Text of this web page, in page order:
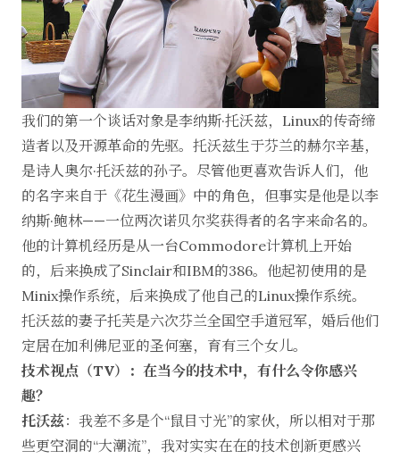
我们的第一个谈话对象是李纳斯·托沃兹，Linux的传奇缔
造者以及开源革命的先驱。托沃兹生于芬兰的赫尔辛基，
是诗人奥尔·托沃兹的孙子。尽管他更喜欢告诉人们，他
的名字来自于《花生漫画》中的角色，但事实是他是以李
纳斯·鲍林——一位两次诺贝尔奖获得者的名字来命名的。
他的计算机经历是从一台Commodore计算机上开始
的，后来换成了Sinclair和IBM的386。他起初使用的是
Minix操作系统，后来换成了他自己的Linux操作系统。
托沃兹的妻子托芙是六次芬兰全国空手道冠军，婚后他们
定居在加利佛尼亚的圣何塞，育有三个女儿。
技术视点（TV）：在当今的技术中，有什么令你感兴
趣？
托沃兹：我差不多是个“鼠目寸光”的家伙，所以相对于那
些更空洞的“大潮流”，我对实实在在的技术创新更感兴